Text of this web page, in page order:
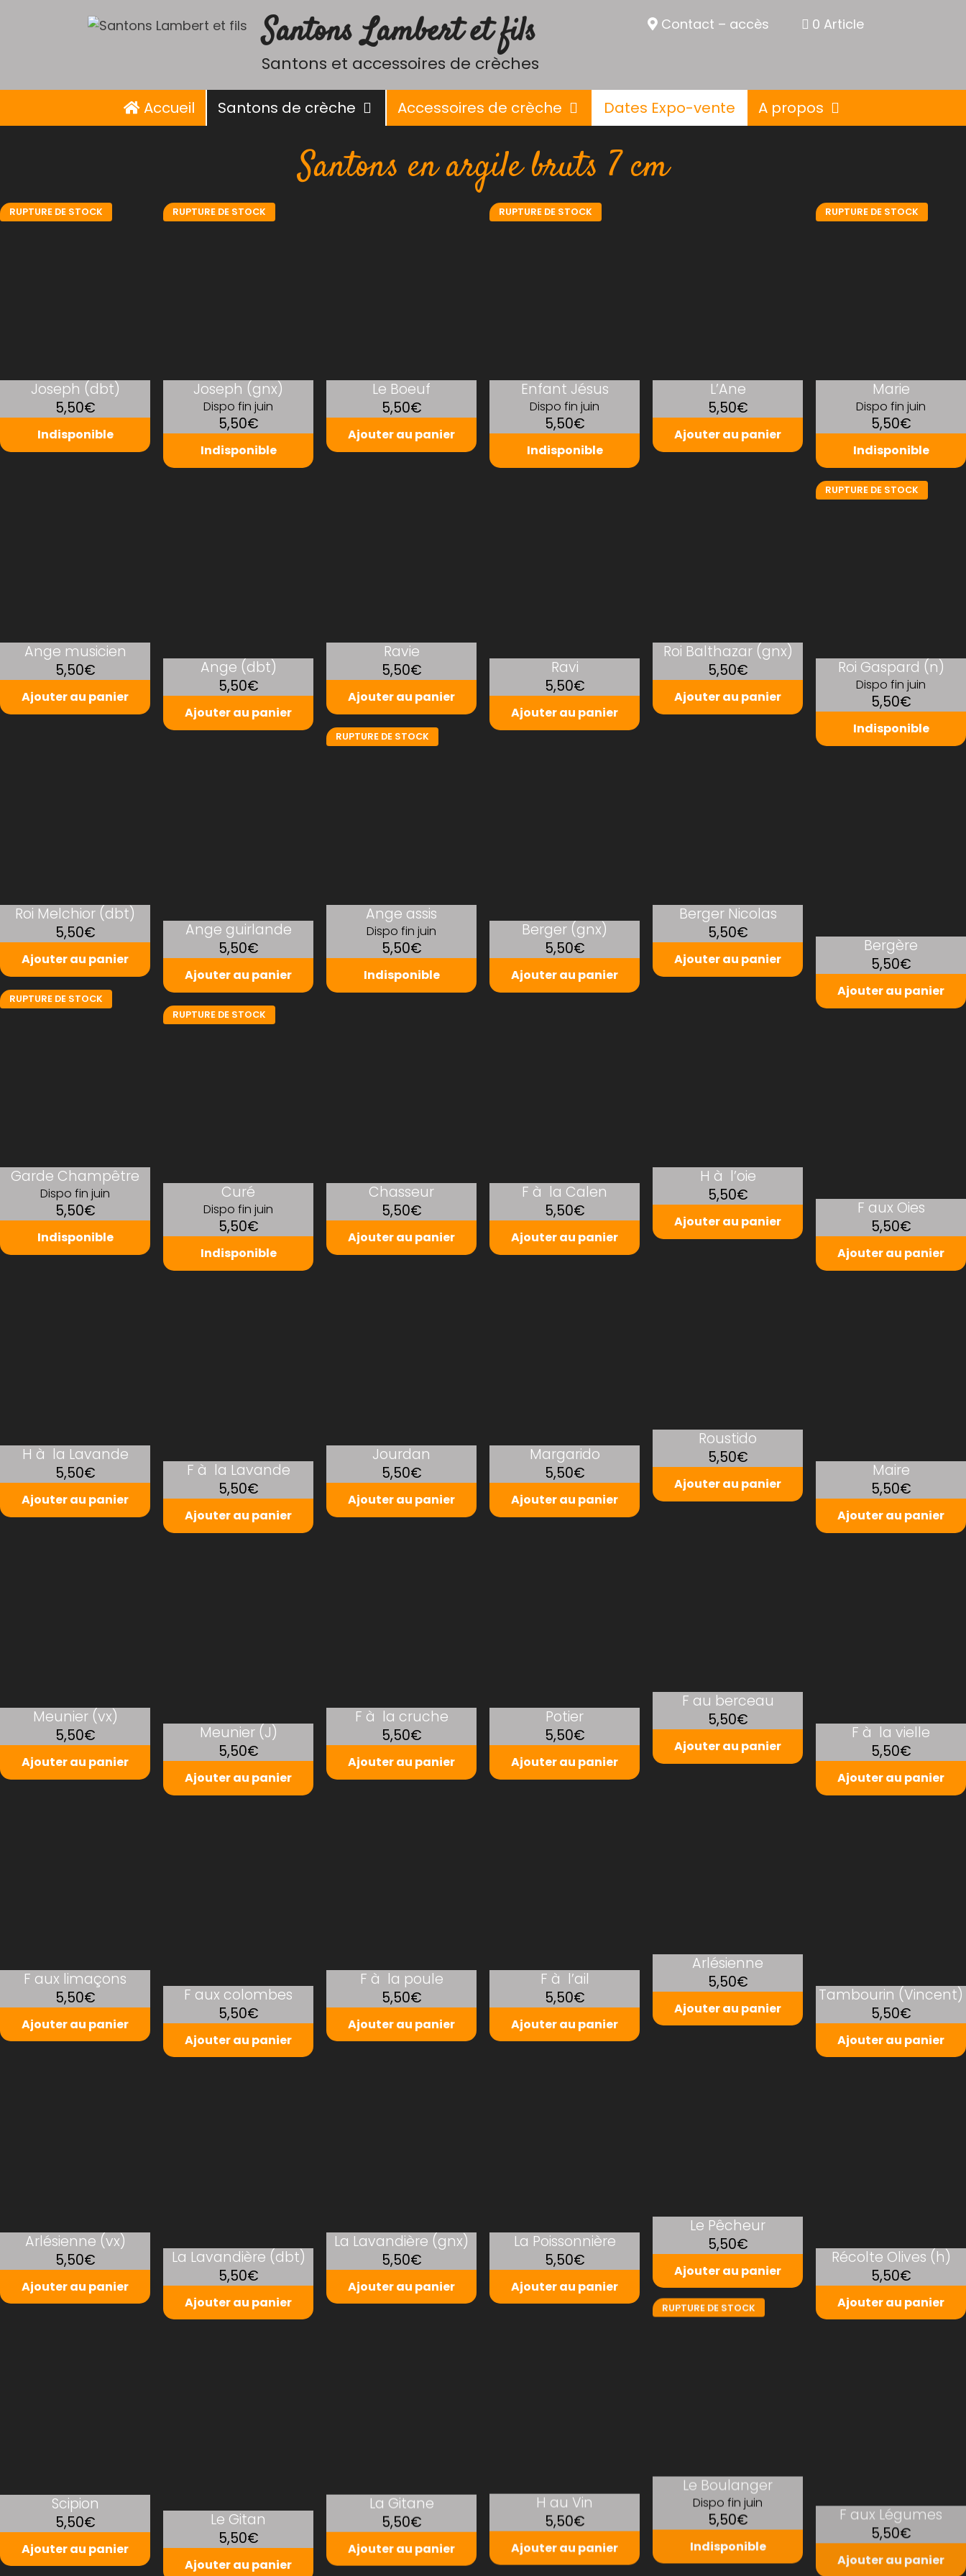
Contact – accès 0 Article
Santons Lambert et fils
Santons et accessoires de crèches
Accueil Santons de crèche Accessoires de crèche Dates Expo-vente A propos
Santons en argile bruts 7 cm
RUPTURE DE STOCK
Joseph (dbt)
5,50€
Indisponible
RUPTURE DE STOCK
Joseph (gnx)
Dispo fin juin
5,50€
Indisponible
Le Boeuf
5,50€
Ajouter au panier
RUPTURE DE STOCK
Enfant Jésus
Dispo fin juin
5,50€
Indisponible
L’Ane
5,50€
Ajouter au panier
RUPTURE DE STOCK
Marie
Dispo fin juin
5,50€
Indisponible
Ange musicien
5,50€
Ajouter au panier
Ange (dbt)
5,50€
Ajouter au panier
Ravie
5,50€
Ajouter au panier
Ravi
5,50€
Ajouter au panier
Roi Balthazar (gnx)
5,50€
Ajouter au panier
RUPTURE DE STOCK
Roi Gaspard (n)
Dispo fin juin
5,50€
Indisponible
Roi Melchior (dbt)
5,50€
Ajouter au panier
Ange guirlande
5,50€
Ajouter au panier
RUPTURE DE STOCK
Ange assis
Dispo fin juin
5,50€
Indisponible
Berger (gnx)
5,50€
Ajouter au panier
Berger Nicolas
5,50€
Ajouter au panier
Bergère
5,50€
Ajouter au panier
RUPTURE DE STOCK
Garde Champêtre
Dispo fin juin
5,50€
Indisponible
RUPTURE DE STOCK
Curé
Dispo fin juin
5,50€
Indisponible
Chasseur
5,50€
Ajouter au panier
F à la Calen
5,50€
Ajouter au panier
H à l’oie
5,50€
Ajouter au panier
F aux Oies
5,50€
Ajouter au panier
H à la Lavande
5,50€
Ajouter au panier
F à la Lavande
5,50€
Ajouter au panier
Jourdan
5,50€
Ajouter au panier
Margarido
5,50€
Ajouter au panier
Roustido
5,50€
Ajouter au panier
Maire
5,50€
Ajouter au panier
Meunier (vx)
5,50€
Ajouter au panier
Meunier (J)
5,50€
Ajouter au panier
F à la cruche
5,50€
Ajouter au panier
Potier
5,50€
Ajouter au panier
F au berceau
5,50€
Ajouter au panier
F à la vielle
5,50€
Ajouter au panier
F aux limaçons
5,50€
Ajouter au panier
F aux colombes
5,50€
Ajouter au panier
F à la poule
5,50€
Ajouter au panier
F à l’ail
5,50€
Ajouter au panier
Arlésienne
5,50€
Ajouter au panier
Tambourin (Vincent)
5,50€
Ajouter au panier
Arlésienne (vx)
5,50€
Ajouter au panier
La Lavandière (dbt)
5,50€
Ajouter au panier
La Lavandière (gnx)
5,50€
Ajouter au panier
La Poissonnière
5,50€
Ajouter au panier
Le Pêcheur
5,50€
Ajouter au panier
Récolte Olives (h)
5,50€
Ajouter au panier
Scipion
5,50€
Ajouter au panier
Le Gitan
5,50€
Ajouter au panier
La Gitane
5,50€
Ajouter au panier
H au Vin
5,50€
Ajouter au panier
RUPTURE DE STOCK
Le Boulanger
Dispo fin juin
5,50€
Indisponible
F aux Légumes
5,50€
Ajouter au panier